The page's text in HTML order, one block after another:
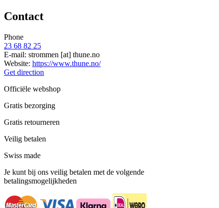
Contact
Phone
23 68 82 25
E-mail: strommen [at] thune.no
Website: https://www.thune.no/
Get direction
Officiële webshop
Gratis bezorging
Gratis retourneren
Veilig betalen
Swiss made
Je kunt bij ons veilig betalen met de volgende
betalingsmogelijkheden